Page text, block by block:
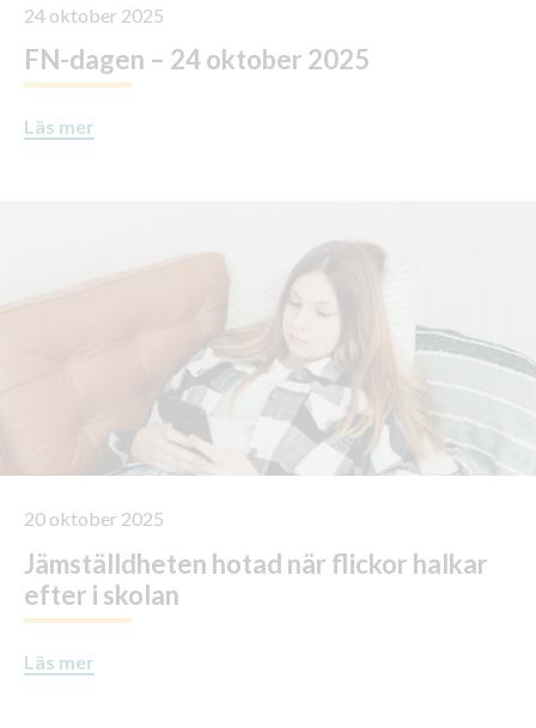
24 oktober 2025
FN-dagen – 24 oktober 2025
Läs mer
20 oktober 2025
Jämställdheten hotad när flickor halkar
efter i skolan
Läs mer